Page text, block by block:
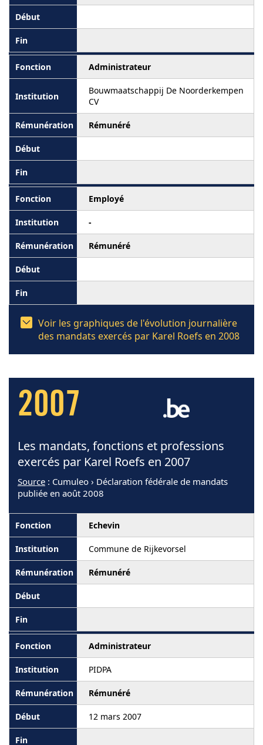
Administrateur
Bouwmaatschappij De Noorderkempen
CV
Rémunéré
Employé
-
Rémunéré
Voir les graphiques de l'évolution journalière
des mandats exercés par Karel Roefs en 2008
2007
Les mandats, fonctions et professions
exercés par Karel Roefs en 2007
Source : Cumuleo › Déclaration fédérale de mandats
publiée en août 2008
Echevin
Commune de Rijkevorsel
Rémunéré
Administrateur
PIDPA
Rémunéré
12 mars 2007